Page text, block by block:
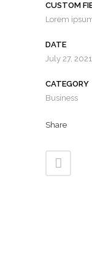
CUSTOM
Lorem
DATE
July 27, 2021
CATEGORY
Business
Share